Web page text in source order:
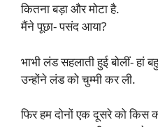
कितना बड़ा और मोटा है.
मैंने पूछा- पसंद आया?
भाभी लंड सहलाती हुई बोलीं- हां
उन्होंने लंड को चुम्मी कर ली.
फिर हम दोनों एक दूसरे को